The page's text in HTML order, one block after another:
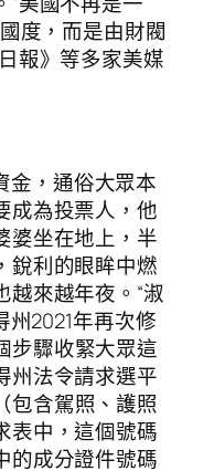
度，而是由財閥
報》等多家美媒
金，通俗大眾本
成為投票人，他
婆坐在地上，半
銳利的眼眸中燃
來越年夜。“淑
州2021年再次修
步驟收緊大眾這
州法令請求選平
包含駕照、護照
表中，這個號碼
的成分證件號碼